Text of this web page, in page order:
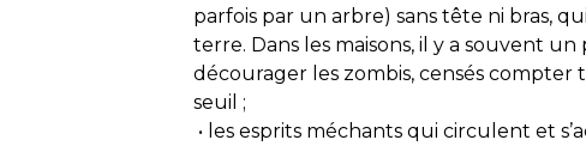
parfois par un arbre) sans tête ni bras,
terre. Dans les maisons, il y a souvent
décourager les zombis, censés compter
seuil ;
• les esprits méchants qui circulent et